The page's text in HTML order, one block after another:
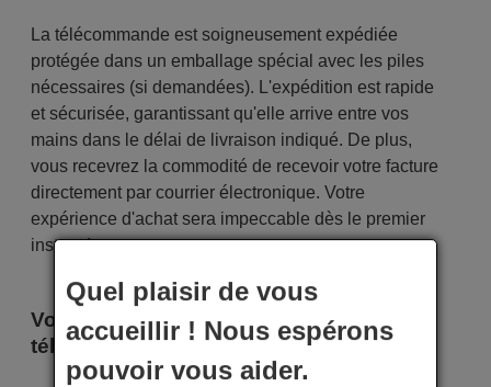
La télécommande est soigneusement expédiée
protégée dans un emballage spécial avec les piles
nécessaires (si demandées). L'expédition est rapide
et sécurisée, garantissant qu'elle arrive entre vos
mains dans le délai de livraison indiqué. De plus,
vous recevrez la commodité de recevoir votre facture
directement par courrier électronique. Votre
expérience d'achat sera impeccable dès le premier
instant !
Voici certains modèles qui utilisent cette
télécommande
Quel plaisir de vous
accueillir ! Nous espérons
pouvoir vous aider.